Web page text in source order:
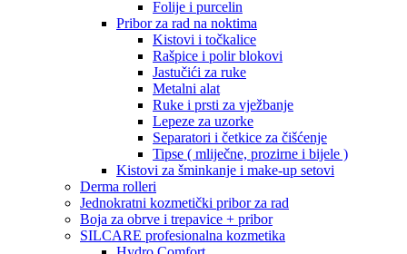
Folije i purcelin
Pribor za rad na noktima
Kistovi i točkalice
Rašpice i polir blokovi
Jastučići za ruke
Metalni alat
Ruke i prsti za vježbanje
Lepeze za uzorke
Separatori i četkice za čišćenje
Tipse ( mliječne, prozirne i bijele )
Kistovi za šminkanje i make-up setovi
Derma rolleri
Jednokratni kozmetički pribor za rad
Boja za obrve i trepavice + pribor
SILCARE profesionalna kozmetika